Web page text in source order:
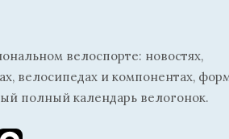
велоспорте: новостях,
велосипедах и компонентах,
полный календарь велогонок.